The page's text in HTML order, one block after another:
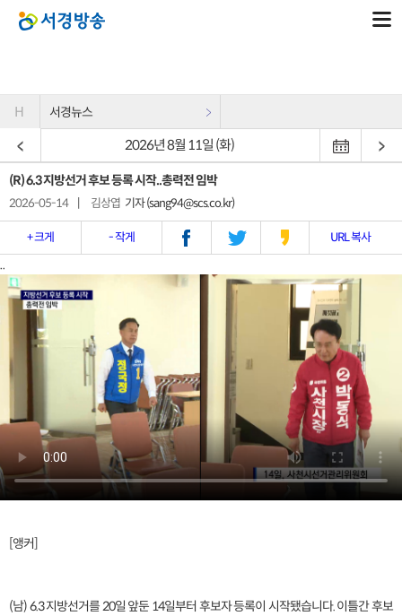
H 서경뉴스
2026년 8월 11일 (화)
(R) 6.3 지방선거 후보 등록 시작..총력전 임박
2026-05-14 김상엽 기자 (sang94@scs.co.kr)
+ 크게 - 작게 URL 복사
..
[앵커]
(남) 6.3 지방선거를 20일 앞둔 14일부터 후보자 등록이 시작됐습니다. 이틀간 후보